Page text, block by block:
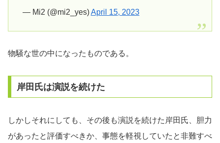
— Mi2 (@mi2_yes)April 15, 2023
物騒な世の中になったものである。
岸田氏は演説を続けた
しかしそれにしても、その後も演説を続けた岸田氏、胆力
があったと評価すべきか、事態を軽視していたと非難すべ